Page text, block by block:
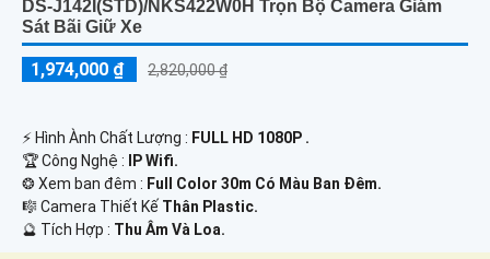
DS-J142I(STD)/NKS422W0H Trọn Bộ Camera Giám
Sát Bãi Giữ Xe
1,974,000 ₫ 2,820,000 ₫
️⚡ Hình Ành Chất Lượng : FULL HD 1080P .
🏆 Công Nghệ :
IP Wifi.
❂ Xem ban đêm : Full Color 30m Có Màu Ban Ðêm.
🎼️ Camera Thiết Kế Thân Plastic.
️🔮 Tích Hợp : Thu Âm Và Loa.